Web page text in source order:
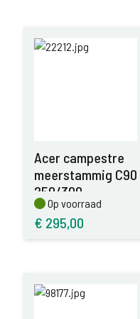
Acer campestre
meerstammig C90
250/300
Op voorraad
Op voorraad
€ 295,00